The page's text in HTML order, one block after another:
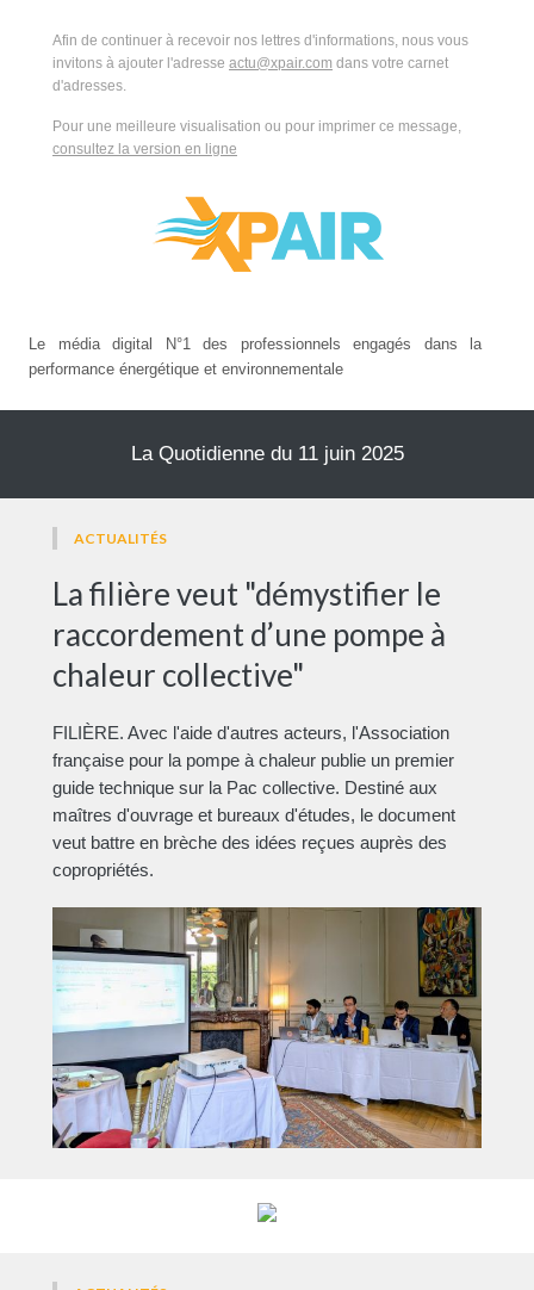
Afin de continuer à recevoir nos lettres d'informations, nous vous
invitons à ajouter l'adresse actu@xpair.com dans votre carnet
d'adresses.
Pour une meilleure visualisation ou pour imprimer ce message,
consultez la version en ligne
Le média digital N°1 des professionnels engagés dans la
performance énergétique et environnementale
La Quotidienne du 11 juin 2025
ACTUALITÉS
La filière veut "démystifier le
raccordement d’une pompe à
chaleur collective"
FILIÈRE. Avec l'aide d'autres acteurs, l'Association
française pour la pompe à chaleur publie un premier
guide technique sur la Pac collective. Destiné aux
maîtres d'ouvrage et bureaux d'études, le document
veut battre en brèche des idées reçues auprès des
copropriétés.